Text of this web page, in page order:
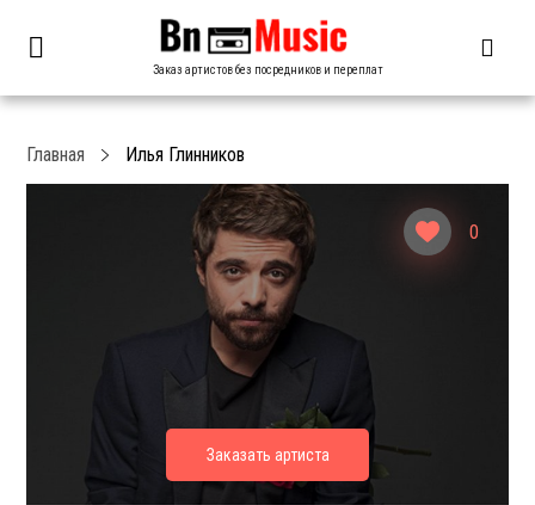
Заказ артистов без посредников и переплат
0
Главная Илья Глинников